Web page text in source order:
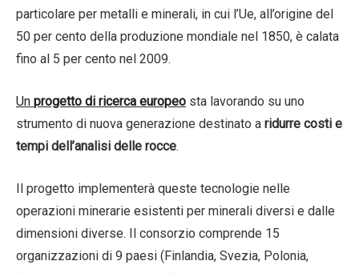
particolare per metalli e minerali, in cui l’Ue, all’origine del
50 per cento della produzione mondiale nel 1850, è calata
fino al 5 per cento nel 2009.
Un progetto di ricerca europeo sta lavorando su uno
strumento di nuova generazione destinato a ridurre costi e
tempi dell’analisi delle rocce.
Il progetto implementerà queste tecnologie nelle
operazioni minerarie esistenti per minerali diversi e dalle
dimensioni diverse. Il consorzio comprende 15
organizzazioni di 9 paesi (Finlandia, Svezia, Polonia,